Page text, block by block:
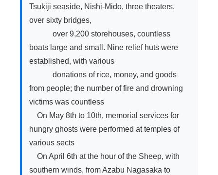
Tsukiji seaside, Nishi-Mido, three theaters,
over sixty bridges,
over 9,200 storehouses, countless
boats large and small. Nine relief huts were
established, with various
donations of rice, money, and goods
from people; the number of fire and drowning
victims was countless
On May 8th to 10th, memorial services for
hungry ghosts were performed at temples of
various sects
On April 6th at the hour of the Sheep, with
southern winds, from Azabu Nagasaka to